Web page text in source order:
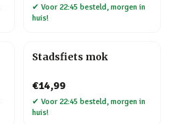
✔ Voor 22:45 besteld, morgen in
huis!
Stadsfiets mok
€14,99
✔ Voor 22:45 besteld, morgen in
huis!